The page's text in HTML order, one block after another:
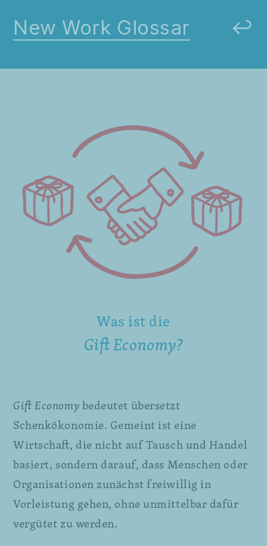
New Work Glossar
Was ist die
Gift Economy?
Gift Economybedeutet übersetzt
Schenkökonomie. Gemeint ist eine
Wirtschaft, die nicht auf Tausch und Handel
basiert, sondern darauf, dass Menschen oder
Organisationen zunächst freiwillig in
Vorleistung gehen, ohne unmittelbar dafür
vergütet zu werden.